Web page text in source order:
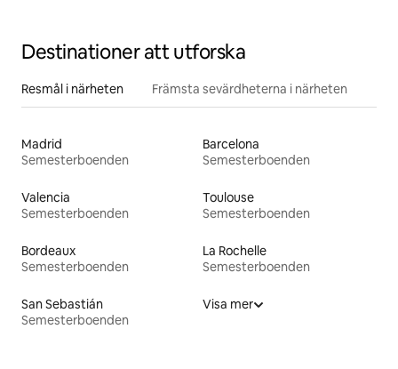
Destinationer att utforska
Resmål i närheten Främsta sevärdheterna i närheten
Madrid
Semesterboenden
Barcelona
Semesterboenden
Valencia
Semesterboenden
Toulouse
Semesterboenden
Bordeaux
Semesterboenden
La Rochelle
Semesterboenden
San Sebastián
Semesterboenden
Visa mer